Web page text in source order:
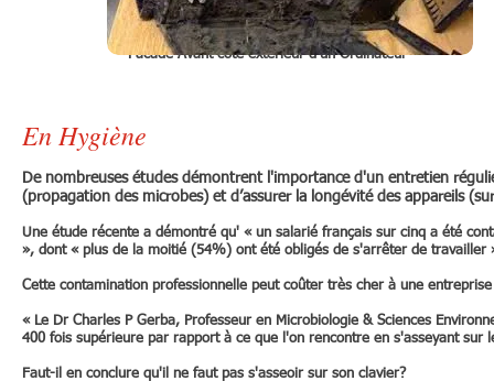
Facade Avant coté exterieur d'un Ordinateur
En Hygiène
De nombreuses études démontrent l'importance d'un entretien
(propagation des microbes) et d’assurer la longévité des appareils
Une étude récente a démontré qu' « un salarié français sur cinq a été
», dont « plus de la moitié (54%) ont été obligés de s'arrêter de travailler
Cette contamination professionnelle peut coûter très cher à une
« Le Dr Charles P Gerba, Professeur en Microbiologie & Sciences
400 fois supérieure par rapport à ce que l'on rencontre en s'asseyant sur
Faut-il en conclure qu'il ne faut pas s'asseoir sur son clavier?